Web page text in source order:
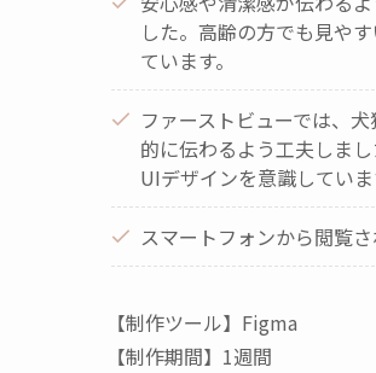
した。高齢の方でも見や
ています。
ファーストビューでは、
的に伝わるよう工夫しま
UIデザインを意識していま
スマートフォンから閲覧
【制作ツール】Figma
【制作期間】1週間